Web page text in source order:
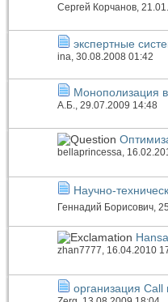
Сергей Корчанов,
экспертные
ina, 30.08.2008 01:42
Монополизация
А.Б., 29.07.2009 14:48
bellaprincessa,
Научно-
Геннадий Борисович,
zhan7777, 16.04.2010
организация Call